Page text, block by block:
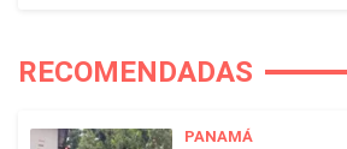
RECOMENDADAS
PANAMÁ